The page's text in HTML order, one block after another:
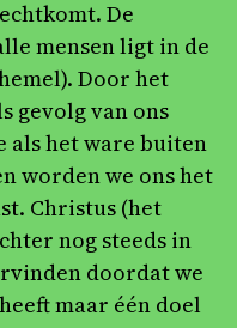
De
mensen ligt in de
Door het
gevolg van ons
als het ware buiten
worden we ons het
Christus (het
nog steeds in
doordat we
maar één doel